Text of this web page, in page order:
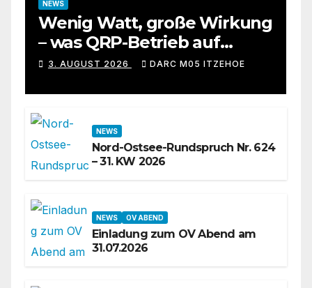
NEWS
Wenig Watt, große Wirkung
– was QRP-Betrieb auf
Kurzwelle wirklich kann
3. AUGUST 2026 DARC M05 ITZEHOE
NEWS
Nord-Ostsee-Rundspruch Nr. 624
– 31. KW 2026
NEWS OV ABEND
Einladung zum OV Abend am
31.07.2026